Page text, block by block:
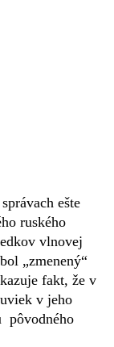
ešte
ruského
vlnovej
„zmenený“
fakt, že v
v jeho
pôvodného